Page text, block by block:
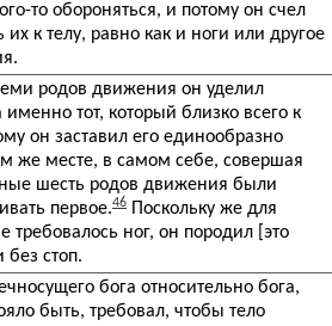
то обороняться, и потому он счел
к телу, равно как и ноги или другое
родов движения он уделил
тот, который близко всего к
он заставил его единообразно
же месте, в самом себе, совершая
шесть родов движения были
первое.46 Поскольку же для
требовалось ног, он породил [это
без стоп.
бога относительно бога,
быть, требовал, чтобы тело